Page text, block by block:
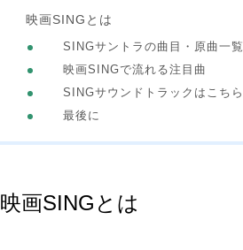
映画SINGとは
SINGサントラの曲目・原曲一覧
映画SINGで流れる注目曲
SINGサウンドトラックはこちら
最後に
映画SINGとは